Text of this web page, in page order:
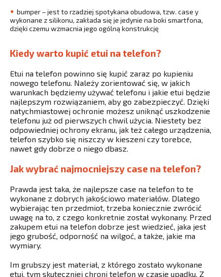
bumper – jest to rzadziej spotykana obudowa, tzw. case y
wykonane z silikonu, zakłada się je jedynie na boki smartfona,
dzięki czemu wzmacnia jego ogólną konstrukcję
Kiedy warto kupić etui na telefon?
Etui na telefon powinno się kupić zaraz po kupieniu
nowego telefonu. Należy zorientować się, w jakich
warunkach będziemy używać telefonu i jakie etui będzie
najlepszym rozwiązaniem, aby go zabezpieczyć. Dzięki
natychmiastowej ochronie możesz uniknąć uszkodzenie
telefonu już od pierwszych chwil użycia. Niestety bez
odpowiedniej ochrony ekranu, jak też całego urządzenia,
telefon szybko się niszczy w kieszeni czy torebce,
nawet gdy dobrze o niego dbasz.
Jak wybrać najmocniejszy case na telefon?
Prawda jest taka, że najlepsze case na telefon to te
wykonane z dobrych jakościowo materiałów. Dlatego
wybierając ten przedmiot, trzeba koniecznie zwrócić
uwagę na to, z czego konkretnie został wykonany. Przed
zakupem etui na telefon dobrze jest wiedzieć, jaka jest
jego grubość, odporność na wilgoć, a także, jakie ma
wymiary.
Im grubszy jest materiał, z którego zostało wykonane
etui, tym skuteczniej chroni telefon w czasie upadku. Z